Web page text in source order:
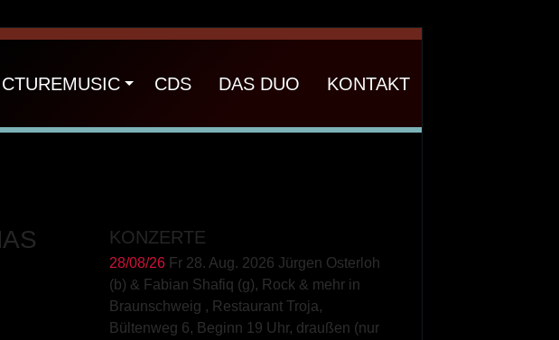
CDS DAS DUO KONTAKT
KONZERTE
28/08/26 Fr 28. Aug. 2026 Jürgen Osterloh
(b) & Fabian Shafiq (g), Rock & mehr in
Braunschweig , Restaurant Troja,
Bültenweg 6, Beginn 19 Uhr, draußen (nur